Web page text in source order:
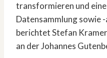
transformieren und
Datensammlung sowie
berichtet Stefan
an der Johannes